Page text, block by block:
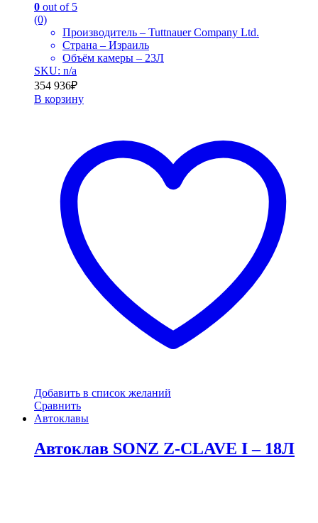
0 out of 5
(0)
Производитель – Tuttnauer Company Ltd.
Страна – Израиль
Объём камеры – 23Л
SKU: n/a
354 936₽
В корзину
Добавить в список желаний
Сравнить
Автоклавы
Автоклав SONZ Z-CLAVE I – 18Л